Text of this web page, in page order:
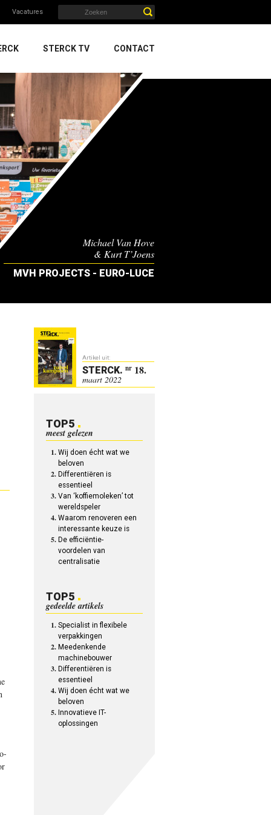
Vacatures
STERCK TV CONTACT
Michael Van Hove
& Kurt T’Joens
MVH PROJECTS - EURO-LUCE
Artikel uit:
STERCK. nr 18.
maart 2022
TOP5
meest gelezen
Wij doen écht wat we
beloven
Differentiëren is
essentieel
Van ‘koffiemoleken’ tot
wereldspeler
Waarom renoveren een
interessante keuze is
De efficiëntie-
voordelen van
centralisatie
TOP5
gedeelde artikels
Specialist in flexibele
verpakkingen
Meedenkende
machinebouwer
Differentiëren is
essentieel
Wij doen écht wat we
beloven
Innovatieve IT-
oplossingen